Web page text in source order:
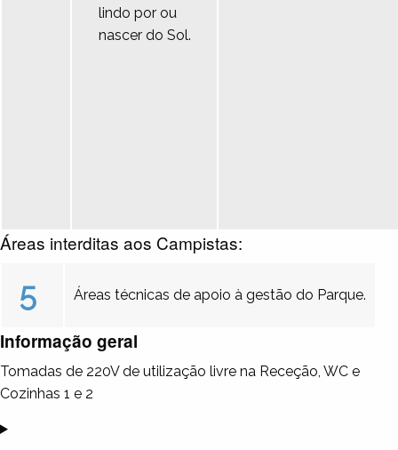
lindo por ou
nascer do Sol.
Áreas interditas aos Campistas:
5 Áreas técnicas de apoio à gestão do Parque.
Informação geral
Tomadas de 220V de utilização livre na Receção, WC e
Cozinhas 1 e 2